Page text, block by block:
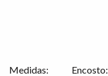
Medidas:
Encosto: